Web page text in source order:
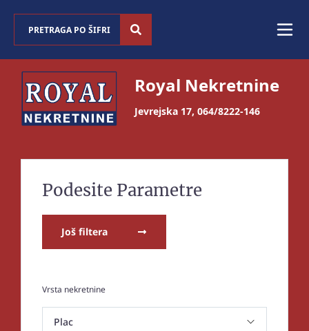
Royal Nekretnine
Jevrejska 17, 064/8222-146
Podesite Parametre
Još filtera
Vrsta nekretnine